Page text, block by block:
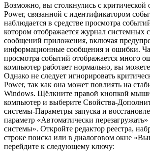
Возможно, вы столкнулись с
Power, связанной с идентификатором
наблюдается в средстве просмотра
котором отображается журнал системных
сообщений приложения, включая
информационные сообщения и ошибки.
просмотра событий отображается много
компьютер работает нормально, вы
Однако не следует игнорировать
Power, так как она может повлиять на
Windows. Щёлкните правой кнопкой
компьютер и выберите Свойства-
системы-Параметры запуска и
параметр «Автоматически
системы». Откройте редактор реестра,
строке поиска или в диалоговом окне
перейдите к следующему ключу: